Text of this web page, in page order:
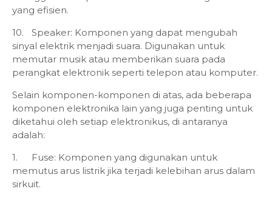
yang efisien.
10.
Speaker: Komponen yang dapat mengubah
sinyal elektrik menjadi suara. Digunakan untuk
memutar musik atau memberikan suara pada
perangkat elektronik seperti telepon atau komputer.
Selain komponen-komponen di atas, ada beberapa
komponen elektronika lain yang juga penting untuk
diketahui oleh setiap elektronikus, di antaranya
adalah:
1.
Fuse: Komponen yang digunakan untuk
memutus arus listrik jika terjadi kelebihan arus dalam
sirkuit.